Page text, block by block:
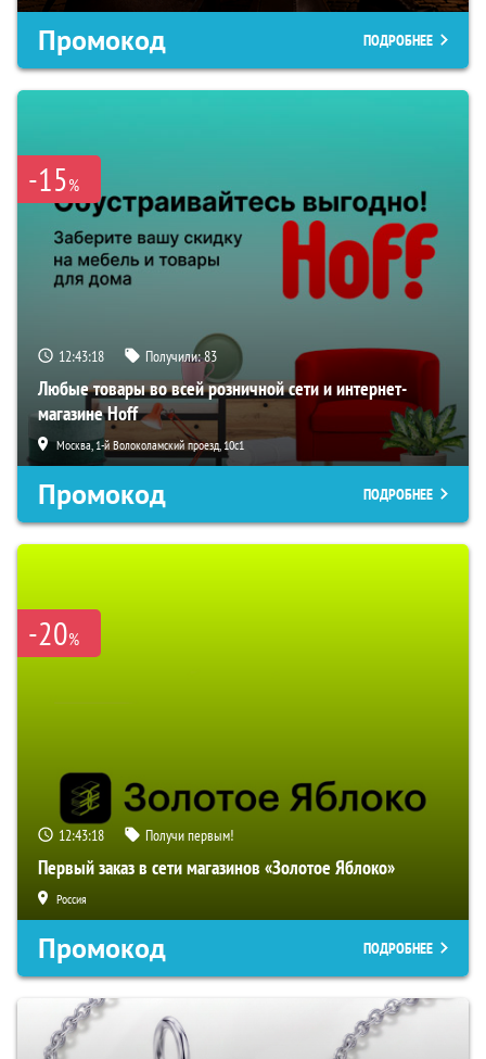
Промокод ПОДРОБНЕЕ
-15%
12:43:17 Получили:83
Любые товары во всей розничной сети и интернет-
магазине Hoff
Москва, 1-й Волоколамский проезд, 10с1
Промокод ПОДРОБНЕЕ
-20%
12:43:17 Получи первым!
Первый заказ в сети магазинов «Золотое Яблоко»
Россия
Промокод ПОДРОБНЕЕ